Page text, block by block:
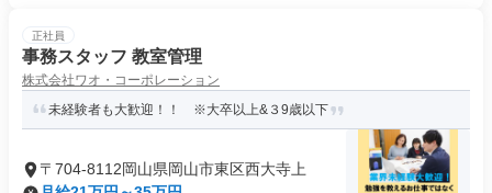
正社員
事務スタッフ 教室管理
株式会社ワオ・コーポレーション
未経験者も大歓迎！！ ※大卒以上&３9歳以下
〒704-8112岡山県岡山市東区西大寺上